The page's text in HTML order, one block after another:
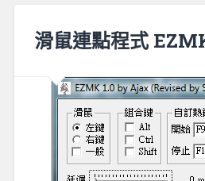
滑鼠連點程式